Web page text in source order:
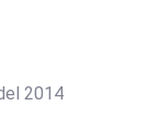
2014